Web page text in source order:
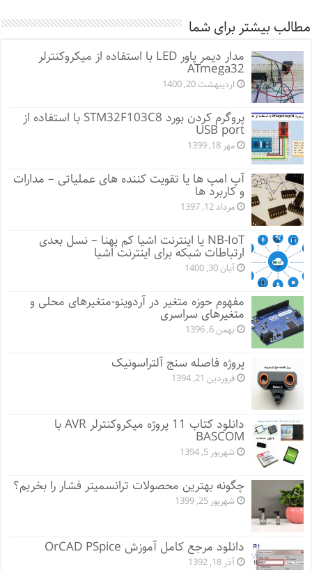
مطالب بیشتر برای شما
مدار دیمر پاور LED با استفاده از میکروکنترلر
ATmega32
اردیبهشت 20, 1400
پروگرم کردن بورد STM32F103C8 با استفاده از
USB port
مهر 18, 1399
آپ امپ ها یا تقویت کننده های عملیاتی – مدارات
و کاربرد ها
مرداد 12, 1397
NB-IoT یا اینترنت اشیا کم پهنا – نسل بعدی
ارتباطات شبکه برای اینترنت اشیا
آبان 30, 1400
مفهوم حوزه متغیر در آردوینو-متغیرهای محلی و
متغیرهای سراسری
بهمن 6, 1396
پروژه فاصله سنج آلتراسونیک
فروردین 21, 1394
دانلود کتاب 11 پروژه میکروکنترلر AVR با
BASCOM
شهریور 5, 1394
چگونه بهترین محصولات ترانسمیتر فشار را بخریم؟
شهریور 25, 1399
دانلود مرجع کامل آموزش OrCAD PSpice
آذر 18, 1392